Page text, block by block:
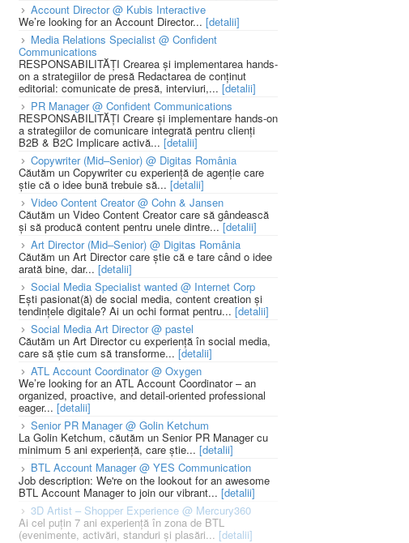
Account Director @ Kubis Interactive
We’re looking for an Account Director... [detalii]
Media Relations Specialist @ Confident
Communications
RESPONSABILITĂȚI Crearea și implementarea hands-
on a strategiilor de presă Redactarea de conținut
editorial: comunicate de presă, interviuri,... [detalii]
PR Manager @ Confident Communications
RESPONSABILITĂȚI Creare și implementare hands-on
a strategiilor de comunicare integrată pentru clienți
B2B & B2C Implicare activă... [detalii]
Copywriter (Mid–Senior) @ Digitas România
Căutăm un Copywriter cu experiență de agenție care
știe că o idee bună trebuie să... [detalii]
Video Content Creator @ Cohn & Jansen
Căutăm un Video Content Creator care să gândească
și să producă content pentru unele dintre...[detalii]
Art Director (Mid–Senior) @ Digitas România
Căutăm un Art Director care știe că e tare când o idee
arată bine, dar... [detalii]
Social Media Specialist wanted @ Internet Corp
Ești pasionat(ă) de social media, content creation și
tendințele digitale? Ai un ochi format pentru... [detalii]
Social Media Art Director @ pastel
Căutăm un Art Director cu experiență în social media,
care să știe cum să transforme... [detalii]
ATL Account Coordinator @ Oxygen
We’re looking for an ATL Account Coordinator – an
organized, proactive, and detail-oriented professional
eager... [detalii]
Senior PR Manager @ Golin Ketchum
La Golin Ketchum, căutăm un Senior PR Manager cu
minimum 5 ani experiență, care știe... [detalii]
BTL Account Manager @ YES Communication
Job description: We're on the lookout for an awesome
BTL Account Manager to join our vibrant... [detalii]
3D Artist – Shopper Experience @ Mercury360
Ai cel puțin 7 ani experiență în zona de BTL
(evenimente, activări, standuri și plasări... [detalii]